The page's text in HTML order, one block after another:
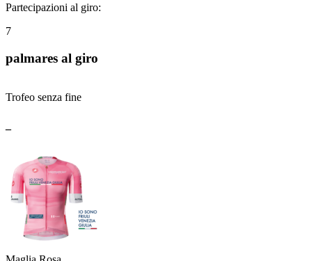
Partecipazioni al giro:
7
palmares al giro
Trofeo senza fine